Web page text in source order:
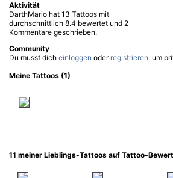
Aktivität
DarthMario hat 13 Tattoos mit
durchschnittlich 8.4 bewertet und 2
Kommentare geschrieben.
Community
Du musst dich einloggen oder registrieren, um
Meine Tattoos (1)
11 meiner Lieblings-Tattoos auf Tattoo-